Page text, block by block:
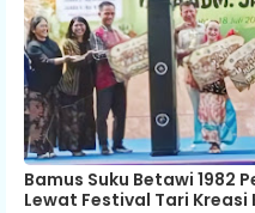
Bamus Suku Betawi 1982
Lewat Festival Tari Kreasi